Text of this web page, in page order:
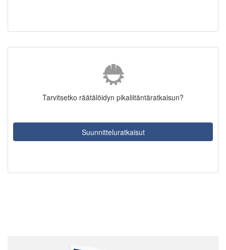
Tarvitsetko räätälöidyn pikaliitäntäratkaisun?
Suunnitteluratkaisut